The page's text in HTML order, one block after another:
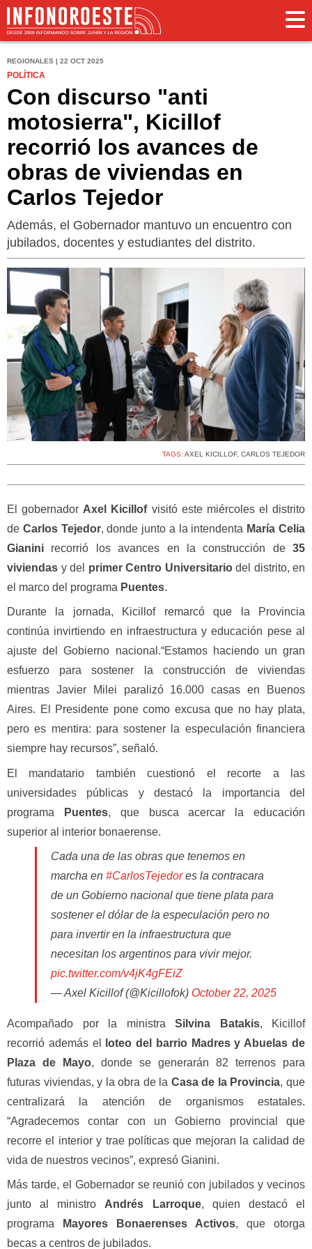
REGIONALES | 22 OCT 2025
POLÍTICA
Con discurso "anti
motosierra", Kicillof
recorrió los avances de
obras de viviendas en
Carlos Tejedor
Además, el Gobernador mantuvo un encuentro con
jubilados, docentes y estudiantes del distrito.
TAGS: AXEL KICILLOF, CARLOS TEJEDOR
El gobernador Axel Kicillofvisitó este miércoles el distrito
de Carlos Tejedor, donde junto a la intendenta María Celia
Gianini recorrió los avances en la construcción de 35
viviendas y del primer Centro Universitariodel distrito, en
el marco del programa Puentes.
Durante la jornada, Kicillof remarcó que la Provincia
continúa invirtiendo en infraestructura y educación pese al
ajuste del Gobierno nacional.“Estamos haciendo un gran
esfuerzo para sostener la construcción de viviendas
mientras Javier Milei paralizó 16.000 casas en Buenos
Aires. El Presidente pone como excusa que no hay plata,
pero es mentira: para sostener la especulación financiera
siempre hay recursos”, señaló.
El mandatario también cuestionó el recorte a las
universidades públicas y destacó la importancia del
programa
Puentes, que busca acercar la educación
superior al interior bonaerense.
Cada una de las obras que tenemos en
marcha en #CarlosTejedores la contracara
de un Gobierno nacional que tiene plata para
sostener el dólar de la especulación pero no
para invertir en la infraestructura que
necesitan los argentinos para vivir mejor.
pic.twitter.com/v4jK4gFEiZ
— Axel Kicillof (@Kicillofok) October 22, 2025
Acompañado por la ministra Silvina Batakis, Kicillof
recorrió además el
loteo del barrio Madres y Abuelas de
Plaza de Mayo, donde se generarán 82 terrenos para
futuras viviendas, y la obra de la Casa de la Provincia, que
centralizará la atención de organismos estatales.
“Agradecemos contar con un Gobierno provincial que
recorre el interior y trae políticas que mejoran la calidad de
vida de nuestros vecinos”, expresó Gianini.
Más tarde, el Gobernador se reunió con jubilados y vecinos
junto al ministro Andrés Larroque, quien destacó el
programa
Mayores Bonaerenses Activos, que otorga
becas a centros de jubilados.